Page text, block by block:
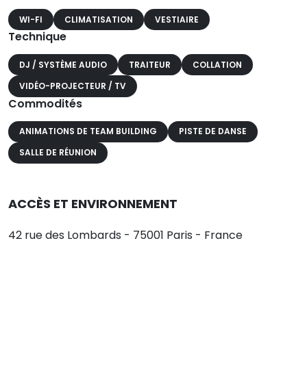
WI-FI CLIMATISATION VESTIAIRE
Technique
DJ / SYSTÈME AUDIO TRAITEUR
COLLATION
VIDÉO-PROJECTEUR / TV
Commodités
ANIMATIONS DE TEAM BUILDING
PISTE DE DANSE
SALLE DE RÉUNION
ACCÈS ET ENVIRONNEMENT
42 rue des Lombards - 75001 Paris - France